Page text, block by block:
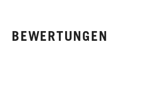
BEWERTUNGEN